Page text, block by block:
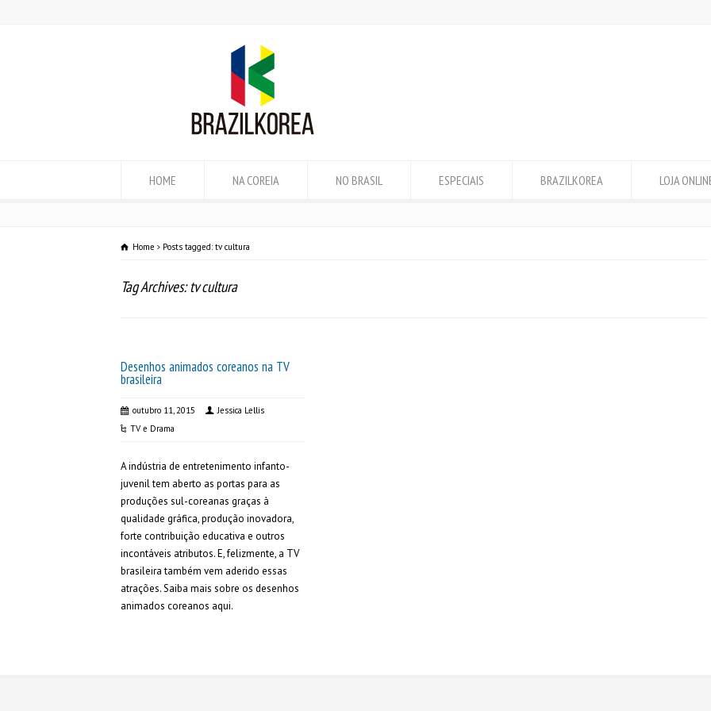
HOME NA COREIA NO BRASIL ESPECIAIS BRAZILKOREA LOJA
Home Posts tagged: tv cultura
Tag Archives: tv cultura
Desenhos animados coreanos na TV
brasileira
outubro 11, 2015
Jessica Lellis
TV e Drama
A indústria de entretenimento infanto-
juvenil tem aberto as portas para as
produções sul-coreanas graças à
qualidade gráfica, produção inovadora,
forte contribuição educativa e outros
incontáveis atributos. E, felizmente, a TV
brasileira também vem aderido essas
atrações. Saiba mais sobre os desenhos
animados coreanos aqui.